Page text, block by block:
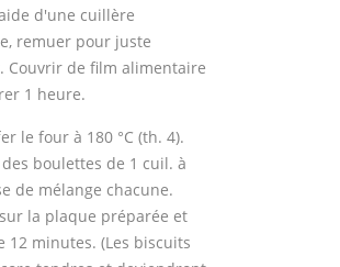
d'une cuillère
remuer pour juste
Couvrir de film alimentaire
1 heure.
le four à 180 °C (th. 4).
boulettes de 1 cuil. à
de mélange chacune.
la plaque préparée et
12 minutes. (Les biscuits